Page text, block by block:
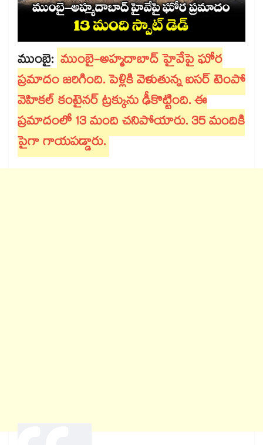
ముంబై: ముంబై-అహ్మదాబాద్ హైవేపై ఘోర
ప్రమాదం జరిగింది. పెళ్లికి వెళుతున్న ఐసర్ టెంపో
వెహికల్⁭ కంటైనర్ ట్రక్కును ఢీకొట్టింది. ఈ
ప్రమాదంలో 13 మంది చనిపోయారు. 35 మందికి
పైగా గాయపడ్డారు.